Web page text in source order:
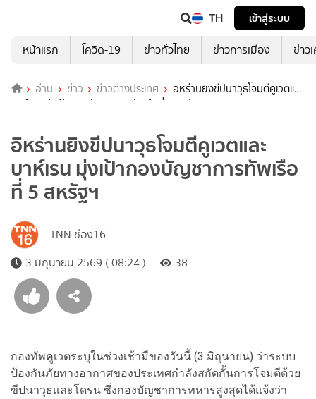
TH
เข้าสู่ระบบ
หน้าแรก
โควิด-19 ข่าวทั่วไทย ข่าวการเมือง ข่าว
อ่าน ข่าว ข่าวต่างประเทศ
อิหร่านยิงขีปนาวุธโจมตีคูเวตและ
บาห์เรน มุ่งเป้ากองบัญชาการทัพเรือที่ 5 สหรัฐฯ
อิหร่านยิงขีปนาวุธโจมตีคูเวตและ
บาห์เรน มุ่งเป้ากองบัญชาการทัพเรือ
ที่ 5 สหรัฐฯ
TNN ช่อง16
3 มิถุนายน 2569 ( 08:24 )
38
กองทัพคูเวตระบุในช่วงเช้ามืของวันนี้ (3 มิถุนายน) ว่าระบบ
ป้องกันภัยทางอากาศของประเทศกำลังสกัดกั้นการโจมตีด้วย
ขีปนาวุธและโดรน ซึ่งกองบัญชาการทหารสูงสุดได้แจ้งว่า